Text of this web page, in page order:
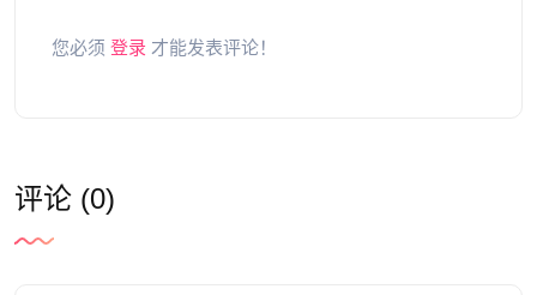
您必须 登录 才能发表评论！
评论 (0)